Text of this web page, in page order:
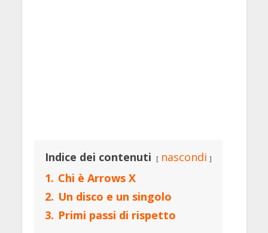
Indice dei contenuti
nascondi
1. Chi è Arrows X
2. Un disco e un singolo
3. Primi passi di rispetto